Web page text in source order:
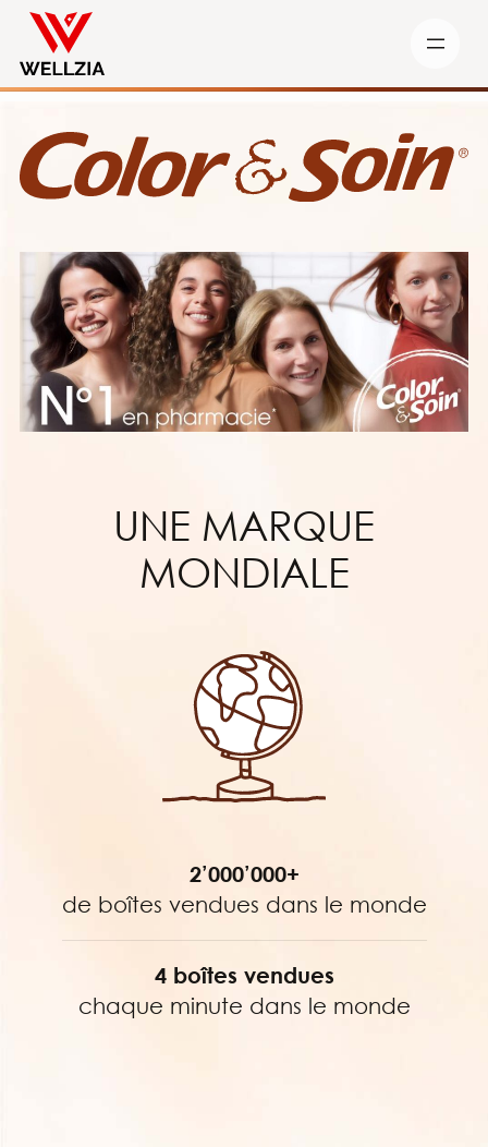
UNE MARQUE
MONDIALE
2’000’000+
de boîtes vendues dans le monde
4 boîtes vendues
chaque minute dans le monde